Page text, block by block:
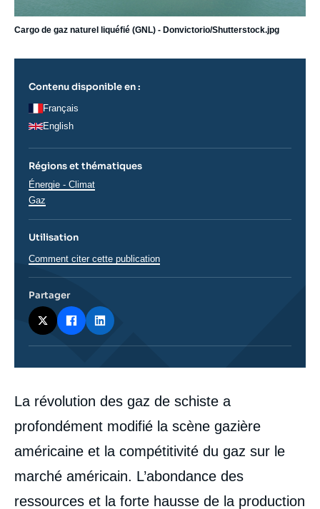
Cargo de gaz naturel liquéfié (GNL) - Donvictorio/Shutterstock.jpg
Corps
analyses
La révolution des gaz de schiste a
profondément modifié la scène gazière
américaine et la compétitivité du gaz sur le
marché américain. L’abondance des
ressources et la forte hausse de la production
Contenu disponible en :
Français
English
Régions et thématiques
Thématiques
analyses
Énergie - Climat
Gaz
Utilisation
Comment citer cette publication
Partager